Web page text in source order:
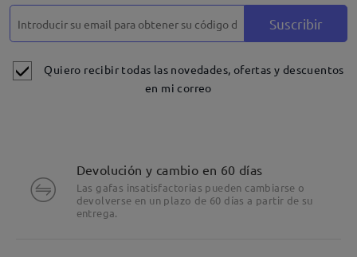
Suscribir
Quiero recibir todas las novedades, ofertas y descuentos
en mi correo
Devolución y cambio en 60 días
Las gafas insatisfactorias pueden cambiarse o
devolverse en un plazo de 60 días a partir de su
entrega.